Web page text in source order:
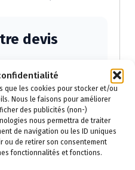
que les cookies pour stocker et/ou
Nous le faisons pour améliorer
des publicités (non-)
nous permettra de traiter
de navigation ou les ID uniques
ou de retirer son consentement
fonctionnalités et fonctions.
devis
— par
votre